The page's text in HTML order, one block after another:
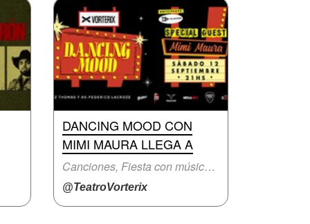
DANCING MOOD CON
MIMI MAURA LLEGA A
Canciones, Fiesta con música en vivo
@TeatroVorterix